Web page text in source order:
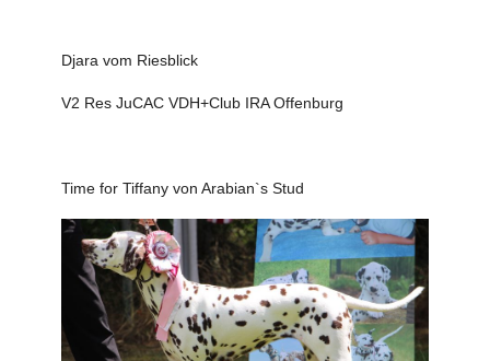
Djara vom Riesblick
V2 Res JuCAC VDH+Club IRA Offenburg
Time for Tiffany von Arabian`s Stud